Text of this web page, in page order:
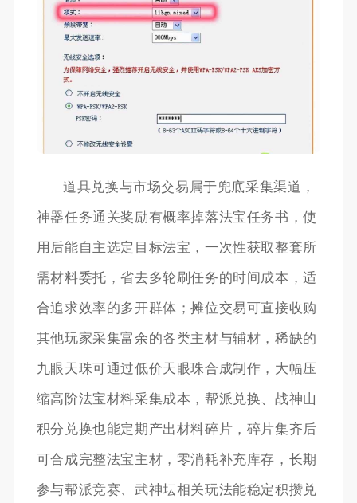
道具兑换与市场交易属于兜底采集渠道，
神器任务通关奖励有概率掉落法宝任务书，使
用后能自主选定目标法宝，一次性获取整套所
需材料委托，省去多轮刷任务的时间成本，适
合追求效率的多开群体；摊位交易可直接收购
其他玩家采集富余的各类主材与辅材，稀缺的
九眼天珠可通过低价天眼珠合成制作，大幅压
缩高阶法宝材料采集成本，帮派兑换、战神山
积分兑换也能定期产出材料碎片，碎片集齐后
可合成完整法宝主材，零消耗补充库存，长期
参与帮派竞赛、武神坛相关玩法能稳定积攒兑